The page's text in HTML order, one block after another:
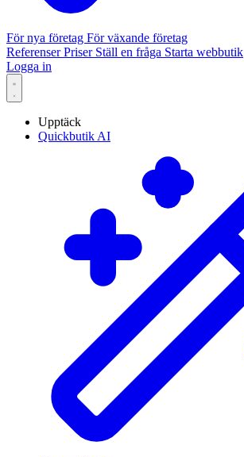
För nya företag För växande företag
ReferenserPriser Ställ en fråga Starta webbutik
Logga in
Upptäck
Quickbutik AI